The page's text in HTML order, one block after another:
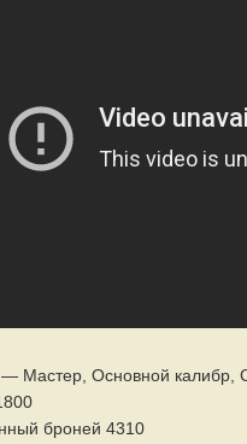
Мастер, Основной калибр,
броней 4310